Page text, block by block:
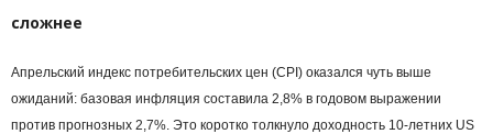
сложнее
Апрельский индекс потребительских цен (CPI) оказался чуть выше
ожиданий: базовая инфляция составила 2,8% в годовом выражении
против прогнозных 2,7%. Это коротко толкнуло доходность 10-летних US